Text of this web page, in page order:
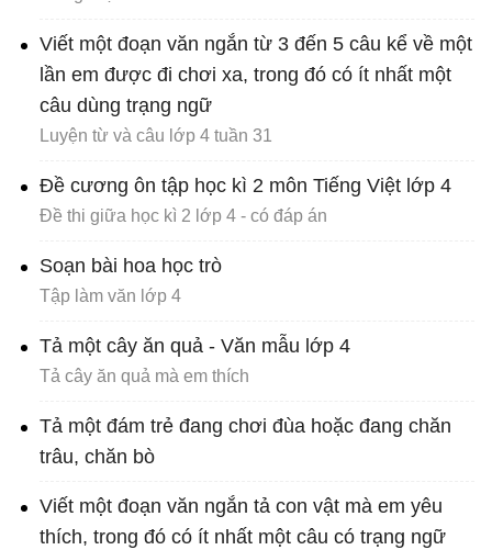
Viết một đoạn văn ngắn từ 3 đến 5 câu kể về một
lần em được đi chơi xa, trong đó có ít nhất một
câu dùng trạng ngữ
Luyện từ và câu lớp 4 tuần 31
Đề cương ôn tập học kì 2 môn Tiếng Việt lớp 4
Đề thi giữa học kì 2 lớp 4 - có đáp án
Soạn bài hoa học trò
Tập làm văn lớp 4
Tả một cây ăn quả - Văn mẫu lớp 4
Tả cây ăn quả mà em thích
Tả một đám trẻ đang chơi đùa hoặc đang chăn
trâu, chăn bò
Viết một đoạn văn ngắn tả con vật mà em yêu
thích, trong đó có ít nhất một câu có trạng ngữ